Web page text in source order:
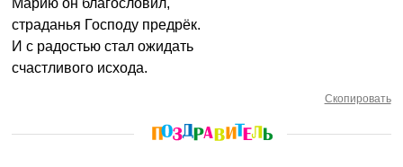
Марию он благословил,
страданья Господу предрёк.
И с радостью стал ожидать
счастливого исхода.
Скопировать